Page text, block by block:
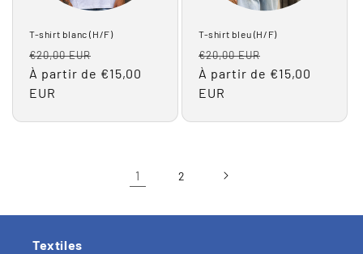
T-shirt blanc (H/F)
Prix
habituel
€20,00 EUR
promotionnel
À partir de €15,00
EUR
T-shirt bleu (H/F)
Prix
habituel
€20,00 EUR
promotionnel
À partir de €15,00
EUR
1 2
Textiles